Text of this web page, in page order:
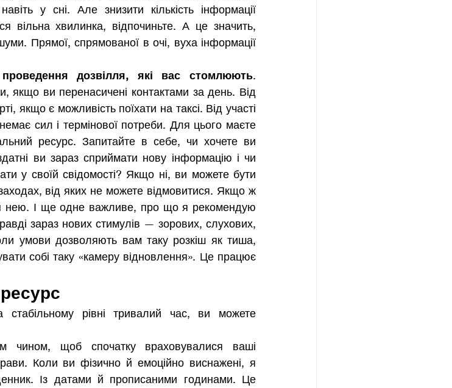
у сні. Але знизити кількість інформації
вільна хвилинка, відпочиньте. А це значить,
Прямої, спрямованої в очі, вуха інформації
дозвілля, які вас стомлюють.
якщо ви перенасичені контактами за день. Від
якщо є можливість поїхати на таксі. Від участі
сил і термінової потреби. Для цього маєте
ресурс. Запитайте в себе, чи хочете ви
ви зараз сприймати нову інформацію і чи
у своїй свідомості? Якщо ні, ви можете бути
від яких не можете відмовитися. Якщо ж
нею. І ще одне важливе, про що я рекомендую
зараз нових стимулів — зорових, слухових,
умови дозволяють вам таку розкіш як тиша,
собі таку «камеру відновлення». Це працює
стабільному рівні тривалий час, ви можете
чином, щоб спочатку враховувалися ваші
Коли ви фізично й емоційно виснажені, я
Із датами й прописаними годинами. Це